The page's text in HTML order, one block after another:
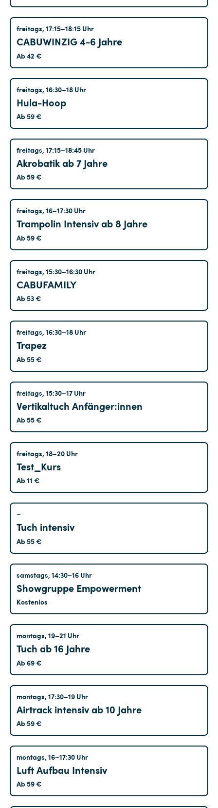
freitags, 17:15–18:15 Uhr
CABUWINZIG 4-6 Jahre
Ab 42 €
freitags, 16:30–18 Uhr
Hula-Hoop
Ab 59 €
freitags, 17:15–18:45 Uhr
Akrobatik ab 7 Jahre
Ab 59 €
freitags, 16–17:30 Uhr
Trampolin Intensiv ab 8 Jahre
Ab 59 €
freitags, 15:30–16:30 Uhr
CABUFAMILY
Ab 53 €
freitags, 16:30–18 Uhr
Trapez
Ab 55 €
freitags, 15:30–17 Uhr
Vertikaltuch Anfänger:innen
Ab 55 €
freitags, 18–20 Uhr
Test_Kurs
Ab 11 €
–
Tuch intensiv
Ab 55 €
samstags, 14:30–16 Uhr
Showgruppe Empowerment
Kostenlos
montags, 19–21 Uhr
Tuch ab 16 Jahre
Ab 69 €
montags, 17:30–19 Uhr
Airtrack intensiv ab 10 Jahre
Ab 59 €
montags, 16–17:30 Uhr
Luft Aufbau Intensiv
Ab 59 €